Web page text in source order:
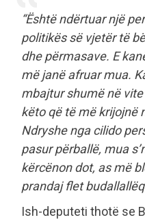
“Është ndërtuar një
politikës së vjetër të
dhe përmasave. E
më janë afruar mua.
mbajtur shumë në
këto që të më krijojnë
Ndryshe nga cilido
pasur përballë, mua
kërcënon dot, as më
prandaj flet
Ish-deputeti thotë se